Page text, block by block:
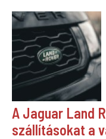
A Jaguar Land
szállításokat a